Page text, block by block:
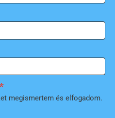
megismertem és elfogadom.